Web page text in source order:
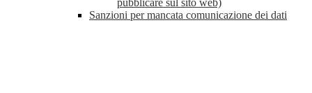
pubblicare sul sito web)
Sanzioni per mancata comunicazione dei dati